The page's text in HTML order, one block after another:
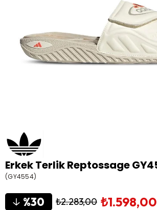
Erkek Terlik Reptossage
(GY4554)
30 ₺2.283,00 ₺1.598,00